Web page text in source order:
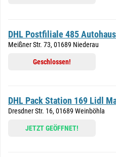
DHL Postfiliale 485
Meißner Str. 73, 01689 Niederau
Geschlossen!
DHL Pack Station 169 Lidl
Dresdner Str. 16, 01689 Weinböhla
JETZT GEÖFFNET!